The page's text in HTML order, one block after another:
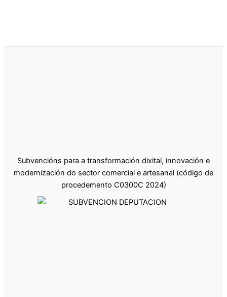
Subvencións para a transformación dixital, innovación e
modernización do sector comercial e artesanal (código de
procedemento C0300C 2024)